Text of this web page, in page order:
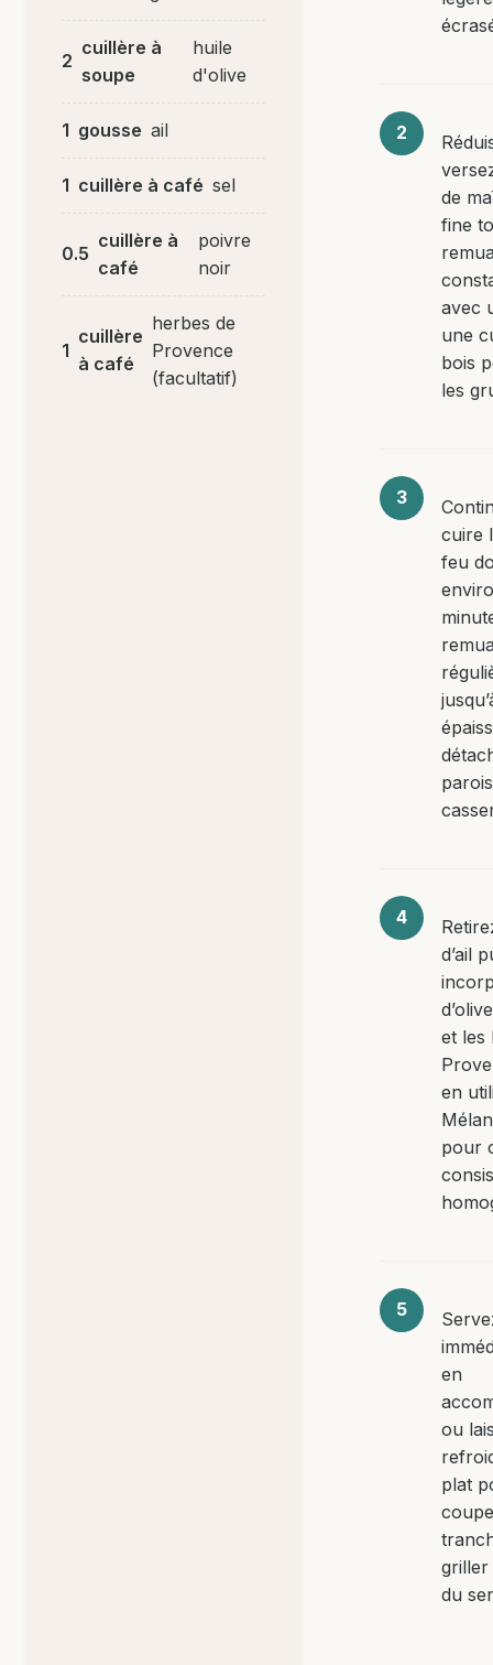
2
cuillère à
soupe
huile
d'olive
1 gousse ail
1 cuillère à café sel
0.5
cuillère à
café
poivre
noir
1
cuillère
à café
herbes de
Provence
(facultatif)
de
fine
avec
une
bois
les
cuire
feu
d’ail
et les
en
pour
en
ou
plat
griller
du